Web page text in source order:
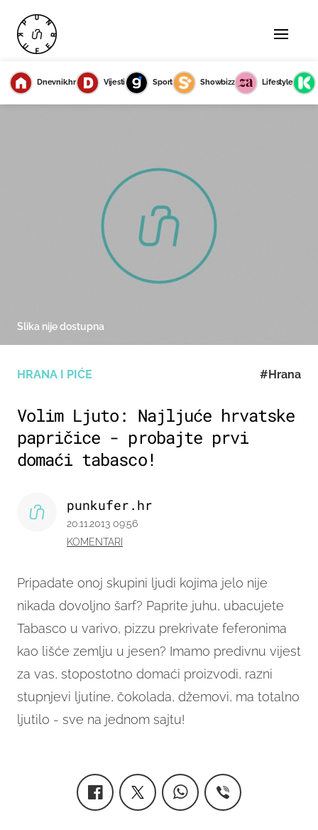
Dnevnik.hr Vijesti Sport Showbizz Lifestyle
HRANA I PIĆE #Hrana
Volim Ljuto: Najljuće hrvatske
papričice - probajte prvi
domaći tabasco!
Pripadate onoj skupini ljudi kojima jelo nije
nikada dovoljno šarf? Paprite juhu, ubacujete
Tabasco u varivo, pizzu prekrivate feferonima
kao lišće zemlju u jesen? Imamo predivnu vijest
za vas, stopostotno domaći proizvodi, razni
stupnjevi ljutine, čokolada, džemovi, ma totalno
ljutilo - sve na jednom sajtu!
punkufer.hr
20.11.2013 09:56
KOMENTARI
Slika nije dostupna